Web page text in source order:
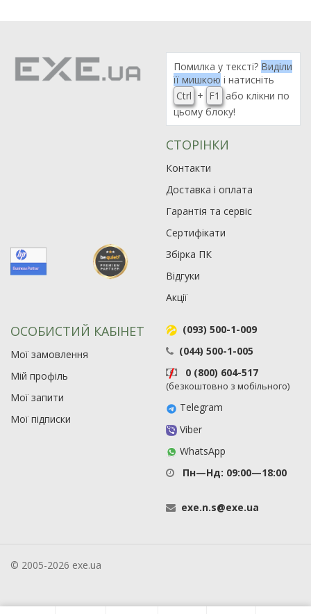
Помилка у тексті? Виділи
її мишкою і натисніть
Ctrl + F1
або клікни по
цьому блоку!
СТОРІНКИ
Контакти
Доставка і оплата
Гарантія та сервіс
Сертифікати
Збірка ПК
Відгуки
Акції
ОСОБИСТИЙ КАБІНЕТ
Мої замовлення
Мій профіль
Мої запити
Мої підписки
(093) 500-1-009
(044) 500-1-005
0 (800) 604-517
(безкоштовно з мобільного)
Telegram
Viber
WhatsApp
Пн—Нд: 09:00—18:00
exe.n.s@exe.ua
© 2005-2026 exe.ua